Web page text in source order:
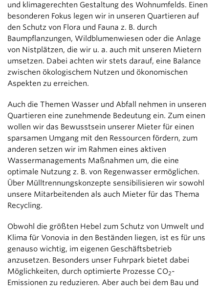
und klimagerechten Gestaltung des Wohnumfelds. Einen
besonderen Fokus legen wir in unseren Quartieren auf
den Schutz von Flora und Fauna z. B. durch
Baumpflanzungen, Wildblumenwiesen oder die Anlage
von Nistplätzen, die wir u. a. auch mit unseren Mietern
umsetzen. Dabei achten wir stets darauf, eine Balance
zwischen ökologischem Nutzen und ökonomischen
Aspekten zu erreichen.
Auch die Themen Wasser und Abfall nehmen in unseren
Quartieren eine zunehmende Bedeutung ein. Zum einen
wollen wir das Bewusstsein unserer Mieter für einen
sparsamen Umgang mit den Ressourcen fördern, zum
anderen setzen wir im Rahmen eines aktiven
Wassermanagements Maßnahmen um, die eine
optimale Nutzung z. B. von Regenwasser ermöglichen.
Über Mülltrennungskonzepte sensibilisieren wir sowohl
unsere Mitarbeitenden als auch Mieter für das Thema
Recycling.
Obwohl die größten Hebel zum Schutz von Umwelt und
Klima für Vonovia in den Beständen liegen, ist es für uns
genauso wichtig, im eigenen Geschäftsbetrieb
anzusetzen. Besonders unser Fuhrpark bietet dabei
Möglichkeiten, durch optimierte Prozesse CO2-
Emissionen zu reduzieren. Aber auch bei dem Bau und